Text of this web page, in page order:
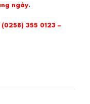
ngày.
(0258) 355 0123 –